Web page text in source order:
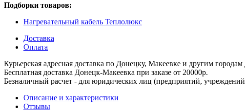
Подборки товаров:
Нагревательный кабель Теплолюкс
Доставка
Оплата
Курьерская адресная доставка по Донецку, Макеевке и другим
Бесплатная доставка Донецк-Макеевка при заказе от 20000р.
Безналичный расчет - для юридических лиц (предприятий,
Описание и характеристики
Отзывы